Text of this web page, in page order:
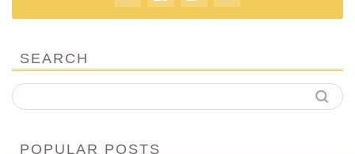
SEARCH
POPULAR POSTS